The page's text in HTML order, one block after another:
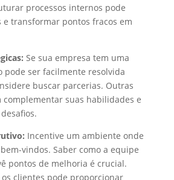
processos internos pode
transformar pontos fracos em
Se sua empresa tem uma
pode ser facilmente resolvida
buscar parcerias. Outras
complementar suas habilidades e
Incentive um ambiente onde
vindos. Saber como a equipe
pontos de melhoria é crucial.
clientes pode proporcionar